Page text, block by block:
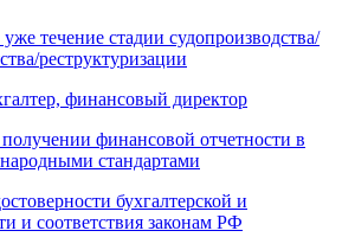
течение стадии судопроизводства/
реструктуризации
финансовый директор
финансовой отчетности в
стандартами
бухгалтерской и
и соответствия законам РФ